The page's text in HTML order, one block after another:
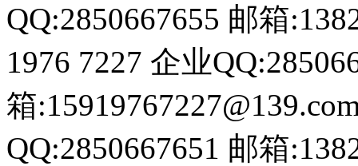
QQ:2850667655 邮箱
1976 7227 企业
箱
QQ:2850667651 邮箱